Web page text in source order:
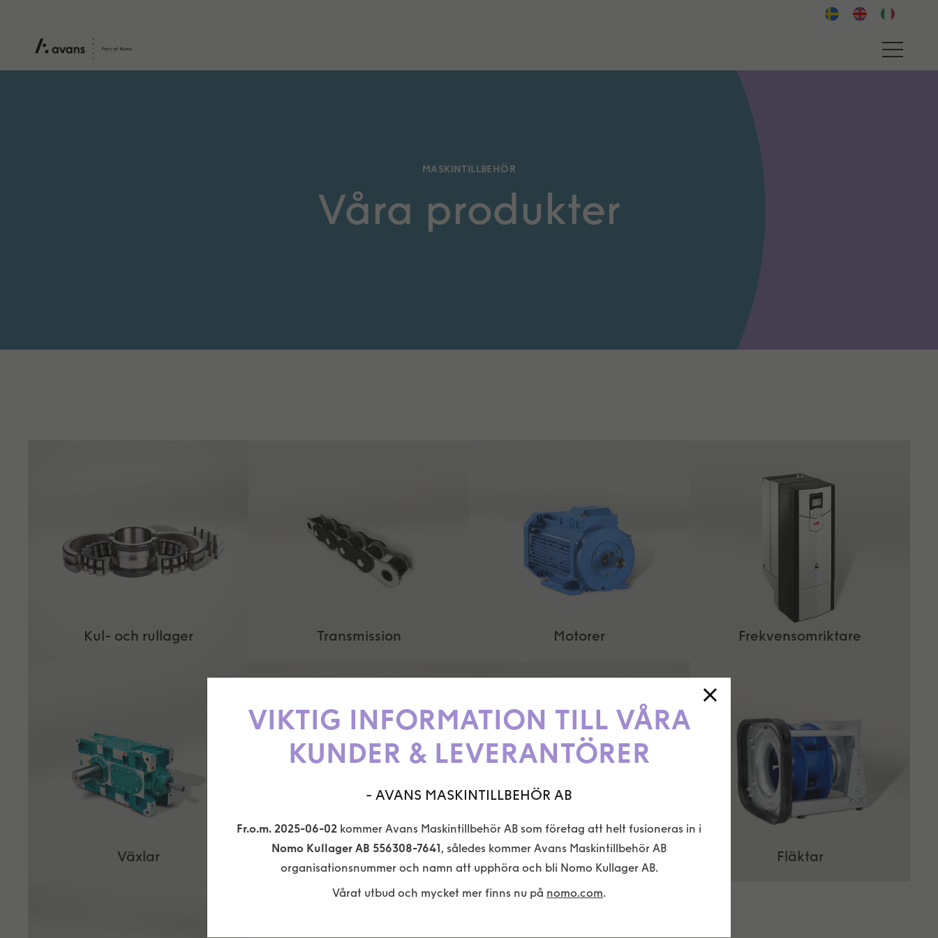
MASKINTILLBEHÖR
Våra produkter
VIKTIG INFORMATION TILL VÅRA
KUNDER & LEVERANTÖRER
- AVANS MASKINTILLBEHÖR AB
Fr.o.m. 2025-06-02 kommer Avans Maskintillbehör AB som företag att helt fusioneras in i
Nomo Kullager AB 556308-7641 , således kommer Avans Maskintillbehör AB
organisationsnummer och namn att upphöra och bli Nomo Kullager AB.
Vårat utbud och mycket mer finns nu på nomo.com.
Kul- och rullager Transmission Motorer Frekvensomriktare
Växlar Domkrafter Fläktar